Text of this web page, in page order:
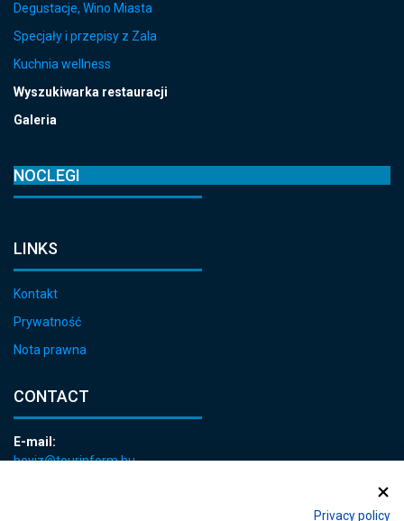
Privacy policy
Degustacje, Wino Miasta
Specjały i przepisy z Zala
Kuchnia wellness
Wyszukiwarka restauracji
Galeria
NOCLEGI
LINKS
Kontakt
Prywatność
Nota prawna
CONTACT
E-mail:
heviz@tourinform.hu